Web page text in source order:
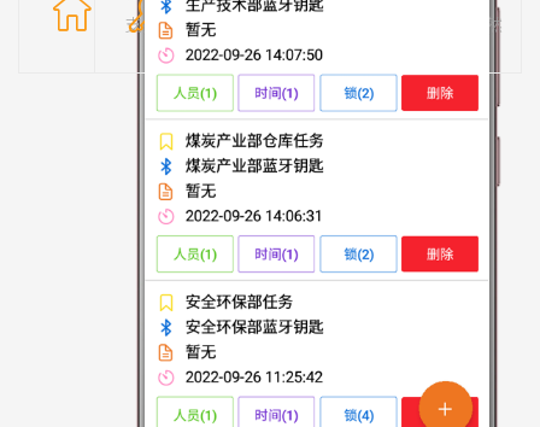
支持多把锁同时注册，并对锁具进行管理
通过APP查询记录，开关锁时间一目了然